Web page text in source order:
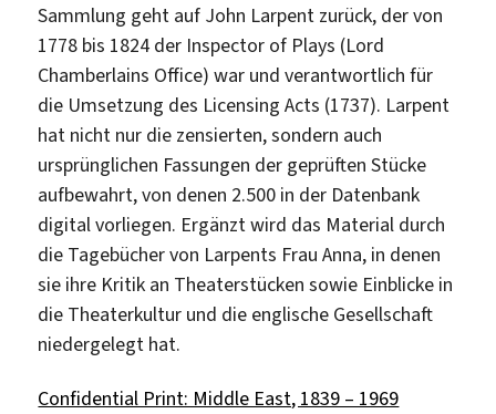
Sammlung geht auf John Larpent zurück, der von
1778 bis 1824 der Inspector of Plays (Lord
Chamberlains Office) war und verantwortlich für
die Umsetzung des Licensing Acts (1737). Larpent
hat nicht nur die zensierten, sondern auch
ursprünglichen Fassungen der geprüften Stücke
aufbewahrt, von denen 2.500 in der Datenbank
digital vorliegen. Ergänzt wird das Material durch
die Tagebücher von Larpents Frau Anna, in denen
sie ihre Kritik an Theaterstücken sowie Einblicke in
die Theaterkultur und die englische Gesellschaft
niedergelegt hat.
Confidential Print: Middle East, 1839 – 1969